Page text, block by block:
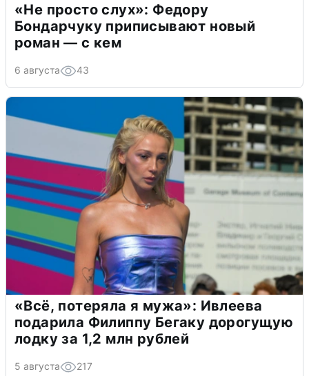
«Не просто слух»: Федору
Бондарчуку приписывают новый
роман — с кем
6 августа 43
«Всё, потеряла я мужа»: Ивлеева
подарила Филиппу Бегаку дорогущую
лодку за 1,2 млн рублей
5 августа 217